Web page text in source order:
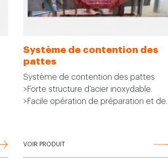
Système de contention des
pattes
Système de contention des pattes
>Forte structure d’acier inoxydable.
>Facile opération de préparation et de…
VOIR PRODUIT